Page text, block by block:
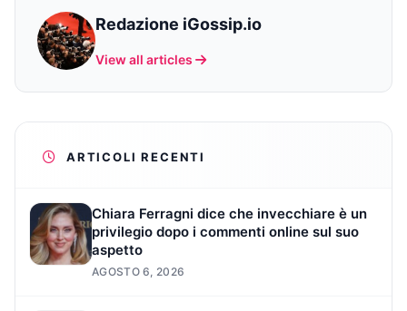
Redazione iGossip.io
View all articles
ARTICOLI RECENTI
Chiara Ferragni dice che invecchiare è un
privilegio dopo i commenti online sul suo
aspetto
AGOSTO 6, 2026